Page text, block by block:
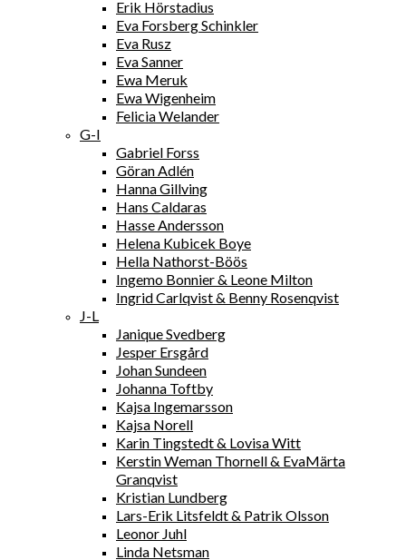
Erik Hörstadius
Eva Forsberg Schinkler
Eva Rusz
Eva Sanner
Ewa Meruk
Ewa Wigenheim
Felicia Welander
G-I
Gabriel Forss
Göran Adlén
Hanna Gillving
Hans Caldaras
Hasse Andersson
Helena Kubicek Boye
Hella Nathorst-Böös
Ingemo Bonnier & Leone Milton
Ingrid Carlqvist & Benny Rosenqvist
J-L
Janique Svedberg
Jesper Ersgård
Johan Sundeen
Johanna Toftby
Kajsa Ingemarsson
Kajsa Norell
Karin Tingstedt & Lovisa Witt
Kerstin Weman Thornell & EvaMärta
Granqvist
Kristian Lundberg
Lars-Erik Litsfeldt & Patrik Olsson
Leonor Juhl
Linda Netsman